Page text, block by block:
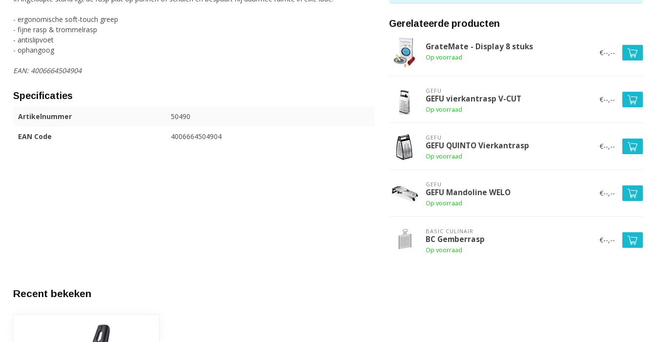
- ergonomische soft-touch greep
- fijne rasp & trommelrasp
- antislipvoet
- ophangoog
EAN: 4006664504904
Specificaties
Artikelnummer 50490
EAN Code 4006664504904
Gerelateerde producten
GrateMate - Display 8 stuks
Op voorraad
€--,--
GEFU
GEFU vierkantrasp V-CUT
Op voorraad
€--,--
GEFU
GEFU QUINTO Vierkantrasp
Op voorraad
€--,--
GEFU
GEFU Mandoline WELO
Op voorraad
€--,--
BASIC CULINAIR
BC Gemberrasp
Op voorraad
€--,--
Recent bekeken